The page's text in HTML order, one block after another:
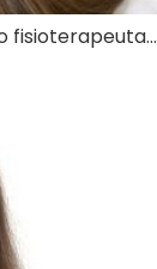
fisioterapeuta…